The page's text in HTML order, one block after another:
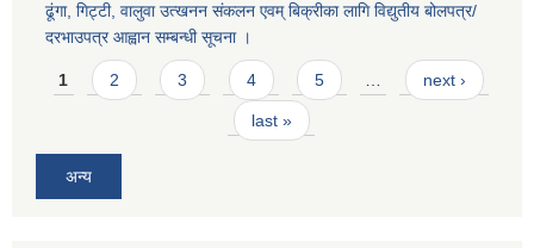
ढूंगा, गिट्टी, वालुवा उत्खनन संकलन एवम् बिक्रीका लागि विद्युतीय बोलपत्र/
दरभाउपत्र आह्वान सम्बन्धी सूचना ।
Pages
1 2 3 4 5 … next ›
last »
अन्य